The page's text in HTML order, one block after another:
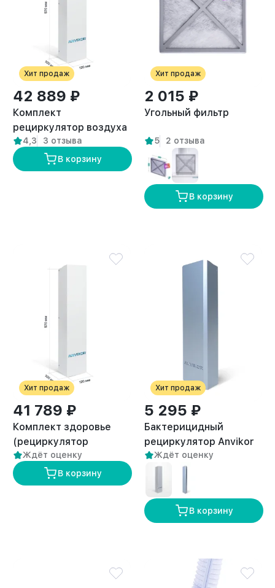
Хит продаж
42 889 ₽
Комплект
рециркулятор воздуха
+ вытяжка для
кератина и ботокса с
лампой
4,3
3 отзыва
В корзину
Хит продаж
2 015 ₽
Угольный фильтр
5 2 отзыва
В корзину
Хит продаж
41 789 ₽
Комплект здоровье
(рециркулятор
воздуха и вытяжка
премиум VC-AIR-3)
Ждёт оценку
В корзину
Хит продаж
5 295 ₽
Бактерицидный
рециркулятор Anvikor
AVK-40 (50 м2)
Ждёт оценку
В корзину